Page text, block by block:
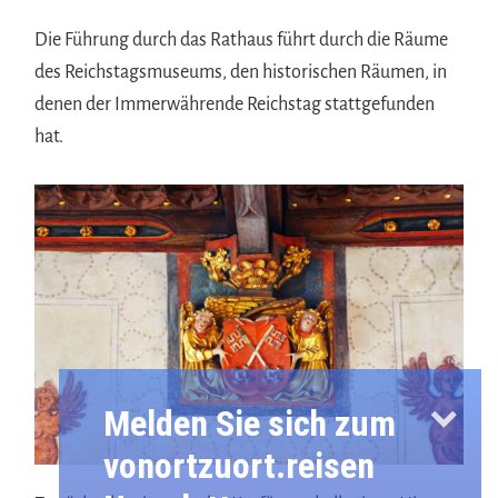
Die Führung durch das Rathaus führt durch die Räume
des Reichstagsmuseums, den historischen Räumen, in
denen der Immerwährende Reichstag stattgefunden
hat.
Melden Sie sich zum
vonortzuort.reisen